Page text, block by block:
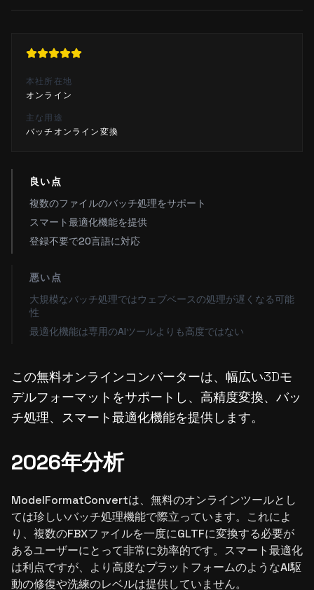
本社所在地
オンライン
主な用途
バッチオンライン変換
良い点
複数のファイルのバッチ処理をサポート
スマート最適化機能を提供
登録不要で20言語に対応
悪い点
大規模なバッチ処理ではウェブベースの処理が遅くなる可能
性
最適化機能は専用のAIツールよりも高度ではない
この無料オンラインコンバーターは、幅広い3Dモ
デルフォーマットをサポートし、高精度変換、バッ
チ処理、スマート最適化機能を提供します。
2026年分析
ModelFormatConvertは、無料のオンラインツールとし
ては珍しいバッチ処理機能で際立っています。これによ
り、複数のFBXファイルを一度にGLTFに変換する必要が
あるユーザーにとって非常に効率的です。スマート最適化
は利点ですが、より高度なプラットフォームのようなAI駆
動の修復や洗練のレベルは提供していません。